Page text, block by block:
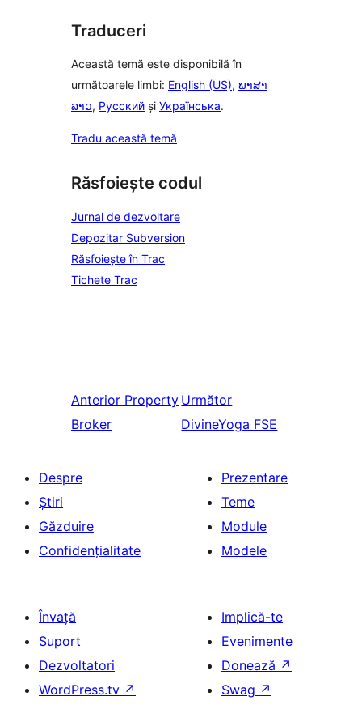
Traduceri
Această temă este disponibilă în
următoarele limbi: English (US), ພາສາ
ລາວ, Русский și Українська.
Tradu această temă
Răsfoiește codul
Jurnal de dezvoltare
Depozitar Subversion
Răsfoiește în Trac
Tichete Trac
Anterior Property
Broker
Următor
DivineYoga FSE
Despre
Știri
Găzduire
Confidențialitate
Prezentare
Teme
Module
Modele
Învață
Suport
Dezvoltatori
WordPress.tv ↗
Implică-te
Evenimente
Donează ↗
Swag ↗